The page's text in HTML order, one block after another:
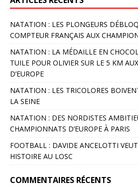
NATATION : LES PLONGEURS
COMPTEUR FRANÇAIS AUX
NATATION : LA MÉDAILLE EN
TUILE POUR OLIVIER SUR LE 5 KM
D’EUROPE
NATATION : LES TRICOLORES
LA SEINE
NATATION : DES NORDISTES
CHAMPIONNATS D’EUROPE À PARIS
FOOTBALL : DAVIDE ANCELOTTI
HISTOIRE AU LOSC
COMMENTAIRES RÉCENTS